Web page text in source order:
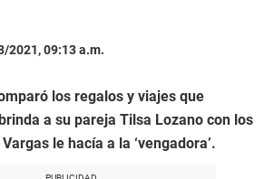
2021, 09:13 a.m.
los regalos y viajes que
a su pareja Tilsa Lozano con los
le hacía a la ‘vengadora’.